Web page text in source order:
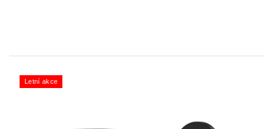
Letní akce